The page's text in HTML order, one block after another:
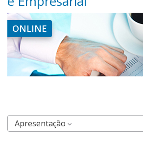
ONLINE
Apresentação